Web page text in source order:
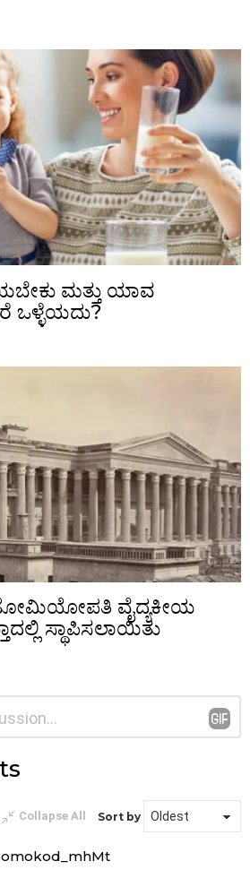
ಮತ್ತು ಯಾವ
ಒಳ್ಳೆಯದು?
ವೈದ್ಯಕೀಯ
ಸ್ಥಾಪಿಸಲಾಯಿತು
Collapse All Sort by